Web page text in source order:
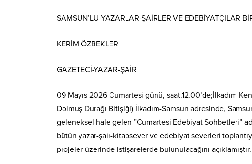
SAMSUN’LU YAZARLAR-ŞAİRLER VE EDEBİYATÇILAR
KERİM ÖZBEKLER
GAZETECİ-YAZAR-ŞAİR
09 Mayıs 2026 Cumartesi günü, saat.12.00’de;İlkadım
Dolmuş Durağı Bitişiği) İlkadım-Samsun adresinde,
geleneksel hale gelen ”Cumartesi Edebiyat Sohbetleri”
bütün yazar-şair-kitapsever ve edebiyat severleri
projeler üzerinde istişarelerde bulunulacağını açıklamıştır.